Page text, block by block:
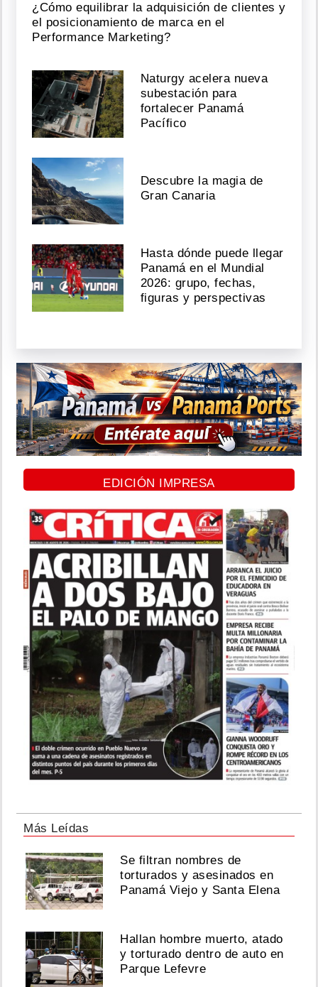
¿Cómo equilibrar la adquisición de clientes y
el posicionamiento de marca en el
Performance Marketing?
Naturgy acelera nueva
subestación para
fortalecer Panamá
Pacífico
Descubre la magia de
Gran Canaria
Hasta dónde puede llegar
Panamá en el Mundial
2026: grupo, fechas,
figuras y perspectivas
EDICIÓN IMPRESA
Más Leídas
Se filtran nombres de
torturados y asesinados en
Panamá Viejo y Santa Elena
Hallan hombre muerto, atado
y torturado dentro de auto en
Parque Lefevre